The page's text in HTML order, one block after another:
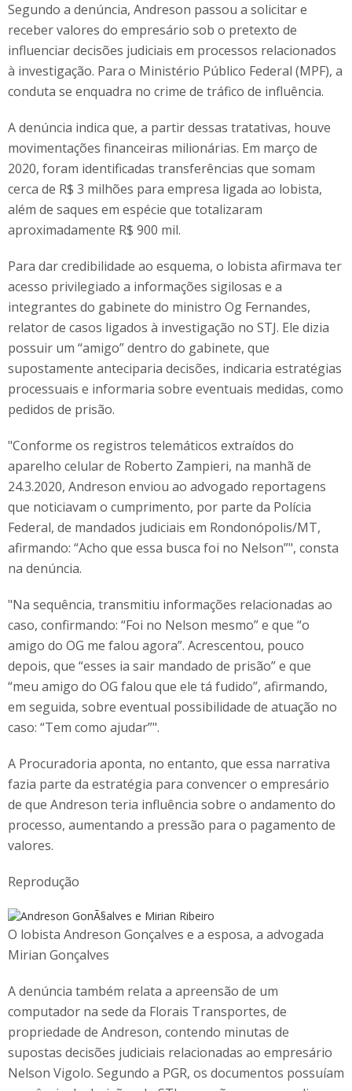
Segundo a denúncia, Andreson passou a solicitar e
receber valores do empresário sob o pretexto de
influenciar decisões judiciais em processos relacionados
à investigação. Para o Ministério Público Federal (MPF), a
conduta se enquadra no crime de tráfico de influência.
A denúncia indica que, a partir dessas tratativas, houve
movimentações financeiras milionárias. Em março de
2020, foram identificadas transferências que somam
cerca de R$ 3 milhões para empresa ligada ao lobista,
além de saques em espécie que totalizaram
aproximadamente R$ 900 mil.
Para dar credibilidade ao esquema, o lobista afirmava ter
acesso privilegiado a informações sigilosas e a
integrantes do gabinete do ministro Og Fernandes,
relator de casos ligados à investigação no STJ. Ele dizia
possuir um “amigo” dentro do gabinete, que
supostamente anteciparia decisões, indicaria estratégias
processuais e informaria sobre eventuais medidas, como
pedidos de prisão.
"Conforme os registros telemáticos extraídos do
aparelho celular de Roberto Zampieri, na manhã de
24.3.2020, Andreson enviou ao advogado reportagens
que noticiavam o cumprimento, por parte da Polícia
Federal, de mandados judiciais em Rondonópolis/MT,
afirmando: “Acho que essa busca foi no Nelson”", consta
na denúncia.
"Na sequência, transmitiu informações relacionadas ao
caso, confirmando: “Foi no Nelson mesmo” e que “o
amigo do OG me falou agora”. Acrescentou, pouco
depois, que “esses ia sair mandado de prisão” e que
“meu amigo do OG falou que ele tá fudido”, afirmando,
em seguida, sobre eventual possibilidade de atuação no
caso: “Tem como ajudar”".
A Procuradoria aponta, no entanto, que essa narrativa
fazia parte da estratégia para convencer o empresário
de que Andreson teria influência sobre o andamento do
processo, aumentando a pressão para o pagamento de
valores.
Reprodução
O lobista Andreson Gonçalves e a esposa, a advogada
Mirian Gonçalves
A denúncia também relata a apreensão de um
computador na sede da Florais Transportes, de
propriedade de Andreson, contendo minutas de
supostas decisões judiciais relacionadas ao empresário
Nelson Vigolo. Segundo a PGR, os documentos possuíam